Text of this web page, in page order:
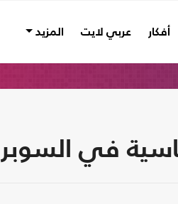
أفكار عربي لايت المزيد
في